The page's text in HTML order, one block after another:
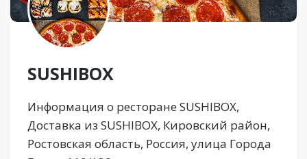
SUSHIBOX
Информация о ресторане SUSHIBOX,
Доставка из SUSHIBOX, Кировский район,
Ростовская область, Россия, улица Города